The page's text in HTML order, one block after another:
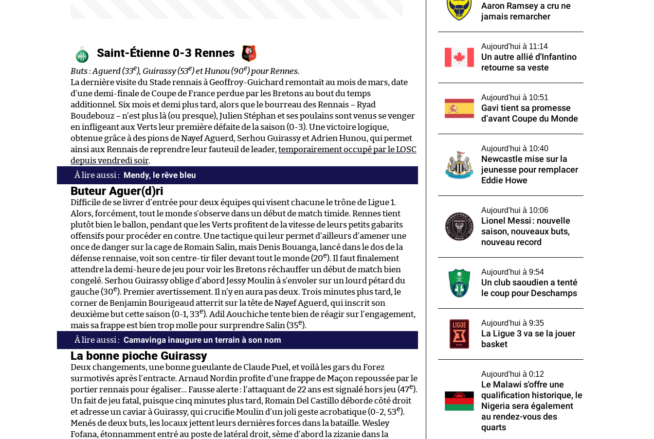
Saint-Étienne 0-3 Rennes
Buts : Aguerd (33e), Guirassy (53e) et Hunou (90e) pour Rennes.
La dernière visite du Stade rennais à Geoffroy-Guichard remontait au mois de mars, date
d’une demi-finale de Coupe de France perdue par les Bretons au bout du temps
additionnel. Six mois et demi plus tard, alors que le bourreau des Rennais – Ryad
Boudebouz – n’est plus là (ou presque), Julien Stéphan et ses poulains sont venus se venger
en infligeant aux Verts leur première défaite de la saison (0-3). Une victoire logique,
obtenue grâce à des pions de Nayef Aguerd, Serhou Guirassy et Adrien Hunou, qui permet
ainsi aux Rennais de reprendre leur fauteuil de leader, temporairement occupé par le LOSC
depuis vendredi soir.
Mendy, le rêve bleu
Buteur Aguer(d)ri
Difficile de se livrer d’entrée pour deux équipes qui visent chacune le trône de Ligue 1.
Alors, forcément, tout le monde s’observe dans un début de match timide. Rennes tient
plutôt bien le ballon, pendant que les Verts profitent de la vitesse de leurs petits gabarits
offensifs pour procéder en contre. Une tactique qui leur permet d’ailleurs d’amener une
once de danger sur la cage de Romain Salin, mais Denis Bouanga, lancé dans le dos de la
défense rennaise, voit son centre-tir filer devant tout le monde (20e). Il faut finalement
attendre la demi-heure de jeu pour voir les Bretons réchauffer un début de match bien
congelé. Serhou Guirassy oblige d’abord Jessy Moulin à s’envoler sur un lourd pétard du
gauche (30e). Premier avertissement. Il n’y en aura pas deux. Trois minutes plus tard, le
corner de Benjamin Bourigeaud atterrit sur la tête de Nayef Aguerd, qui inscrit son
deuxième but cette saison (0-1, 33e). Adil Aouchiche tente bien de réagir sur l’engagement,
mais sa frappe est bien trop molle pour surprendre Salin (35e).
Camavinga inaugure un terrain à son nom
La bonne pioche Guirassy
Deux changements, une bonne gueulante de Claude Puel, et voilà les gars du Forez
surmotivés après l’entracte. Arnaud Nordin profite d’une frappe de Maçon repoussée par le
portier rennais pour égaliser… Fausse alerte : l’attaquant de 22 ans est signalé hors jeu (47e).
Un fait de jeu fatal, puisque cinq minutes plus tard, Romain Del Castillo déborde côté droit
et adresse un caviar à Guirassy, qui crucifie Moulin d’un joli geste acrobatique (0-2, 53e).
Menés de deux buts, les locaux jettent leurs dernières forces dans la bataille. Wesley
Fofana, étonnamment entré au poste de latéral droit, sème d’abord la zizanie dans la
Aaron Ramsey a cru ne
jamais remarcher
Aujourd'hui à 11:14
Un autre allié d'Infantino
retourne sa veste
Aujourd'hui à 10:51
Gavi tient sa promesse
d’avant Coupe du Monde
Aujourd'hui à 10:40
Newcastle mise sur la
jeunesse pour remplacer
Eddie Howe
Aujourd'hui à 10:06
Lionel Messi : nouvelle
saison, nouveaux buts,
nouveau record
Aujourd'hui à 9:54
Un club saoudien a tenté
le coup pour Deschamps
Aujourd'hui à 9:35
La Ligue 3 va se la jouer
basket
Aujourd'hui à 0:12
Le Malawi s'offre une
qualification historique, le
Nigeria sera également
au rendez-vous des
quarts